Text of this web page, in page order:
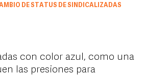
DE STATUS DE SINDICALIZADAS
con color azul, como una
las presiones para